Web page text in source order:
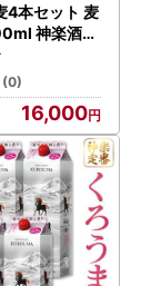
4本セット 麦
神楽酒造
(0)
16,000